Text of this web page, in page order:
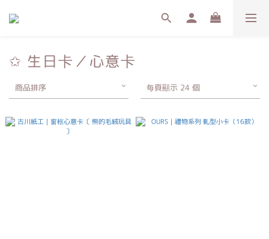
✩ 生日卡／心意卡
商品排序 每頁顯示 24 個